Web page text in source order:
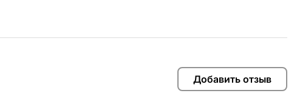
Добавить отзыв